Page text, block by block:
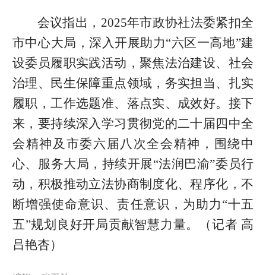
会议指出，2025年市政协社法委紧扣全
市中心大局，深入开展助力“六区一高地”建
设委员履职实践活动，聚焦法治建设、社会
治理、民生保障重点领域，务实担当、扎实
履职，工作选题准、落点实、成效好。接下
来，要持续深入学习贯彻党的二十届四中全
会精神及市委六届八次全会精神，围绕中
心、服务大局，持续开展“法润巴渝”委员行
动，积极推动立法协商制度化、程序化，不
断增强使命意识、责任意识，为助力“十五
五”规划良好开局贡献智慧力量。（记者 高
吕艳杏）